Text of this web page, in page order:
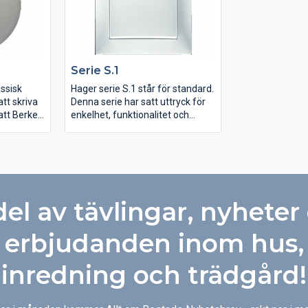
skriva
Berker
i
av
1930.
och
som
Se­rie S.1
Hager serie S.1 står för standard.
Denna serie har satt uttryck för
enkelhet, funktionalitet och
av tävlingar, nyheter
erbjudanden inom hus,
inredning och trädgård!